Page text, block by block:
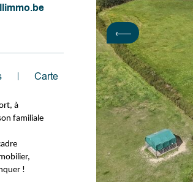
Carte
à
familiale
!